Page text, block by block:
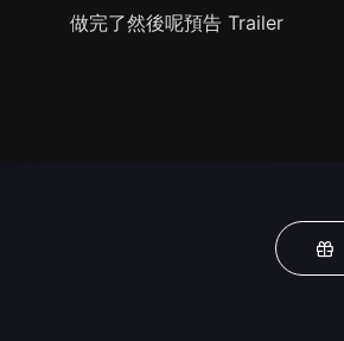
做完了然後呢預告 Trailer